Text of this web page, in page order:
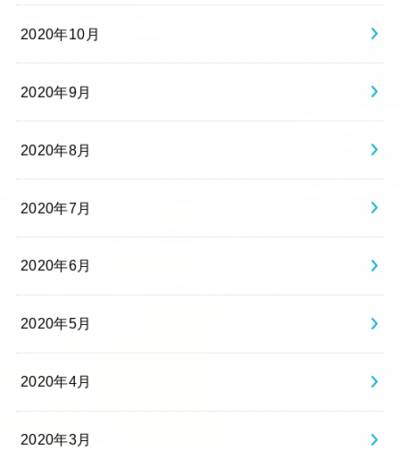
2020年10月
2020年9月
2020年8月
2020年7月
2020年6月
2020年5月
2020年4月
2020年3月